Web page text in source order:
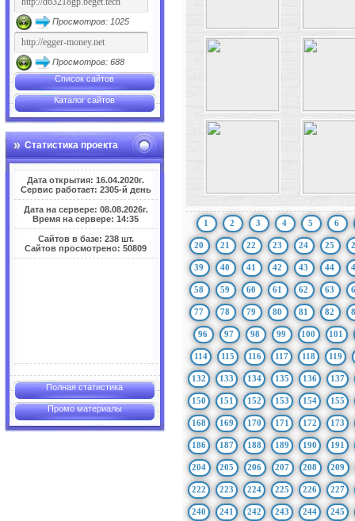
Просмотров: 1025
Просмотров: 688
Список сайтов
Каталог сайтов
Статистика проекта
Дата открытия: 16.04.2020г.
Сервис работает: 2305-й день
Дата на сервере: 08.08.2026г.
Время на сервере: 14:35
Сайтов в базе: 238 шт.
Сайтов просмотрено: 50809
Полная статистика
Промо материалы
1 2 3 4 5 6
20 21 22 23 24 25
39 40 41 42 43 44
58 59 60 61 62 63
77 78 79 80 81 82
96 97 98 99 100 101
114 115 116 117 118 119
132 133 134 135 136 137
150 151 152 153 154 155
168 169 170 171 172 173
186 187 188 189 190 191
204 205 206 207 208 209
222 223 224 225 226 227
240 241 242 243 244 245